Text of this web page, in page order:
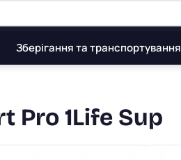
Зберігання та транспортування
Pro 1Life Sup